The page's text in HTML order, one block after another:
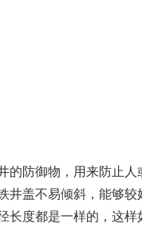
的防御物，用来防止
井盖不易倾斜，能够
长度都是一样的，这